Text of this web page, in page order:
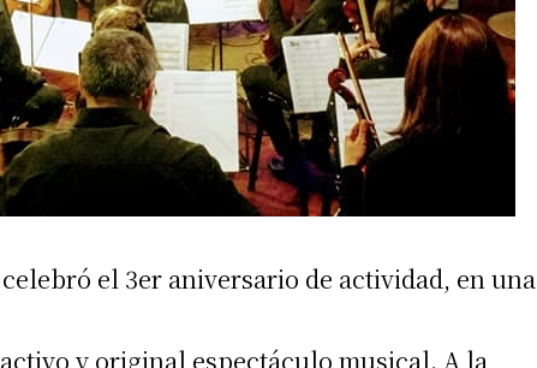
el 3er aniversario de actividad, en una
y original espectáculo musical. A la